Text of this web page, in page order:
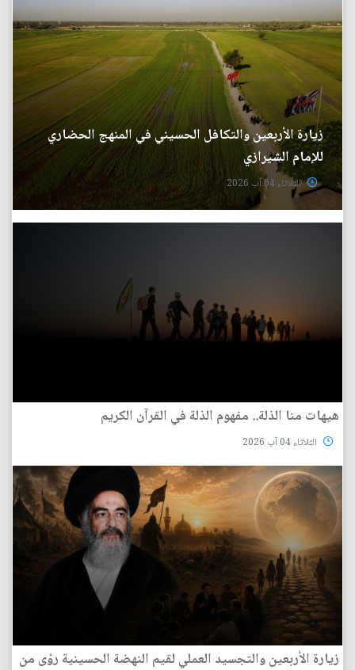
زيارة الأربعين والتكافل الحسيني في المنهج الحضاري
للإمام الشيرازي
الثلاثاء 04 آب 2026
هيهات منا الذلة.. مفهوم الذلة في القرآن الكريم
الثلاثاء 04 آب 2026
زيارة الأربعين والتجسيد العملي لقيم النهضة الحسينية رؤى من